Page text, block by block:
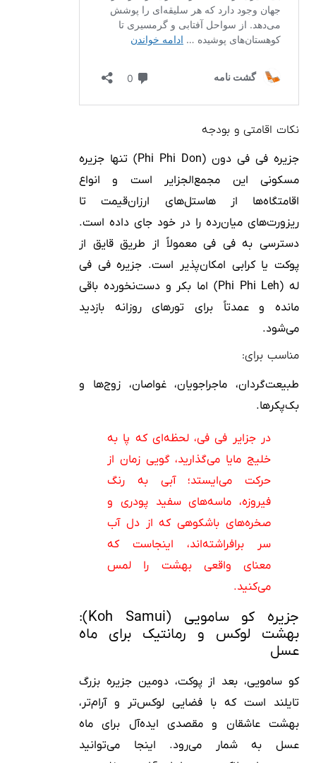
نکات اقامتی و بودجه
جزیره فی فی دون (Phi Phi Don) تنها جزیره
مسکونی این مجمع‌الجزایر است و انواع
اقامتگاه‌ها از هاستل‌های ارزان‌قیمت تا
ریزورت‌های میان‌رده را در خود جای داده است.
دسترسی به فی فی معمولاً از طریق قایق از
پوکت یا کرابی امکان‌پذیر است. جزیره فی فی
له (Phi Phi Leh) اما بکر و دست‌نخورده باقی
مانده و عمدتاً برای تورهای روزانه بازدید
می‌شود.
مناسب برای:
طبیعت‌گردان، ماجراجویان، غواصان، زوج‌ها و
بک‌پکرها.
در جزایر فی فی، لحظه‌ای که پا به
خلیج مایا می‌گذارید، گویی زمان از
حرکت می‌ایستد؛ آبی به رنگ
فیروزه، ماسه‌های سفید پودری و
صخره‌های باشکوهی که از دل آب
سر برافراشته‌اند، اینجاست که
معنای واقعی بهشت را لمس
می‌کنید.
جزیره کو سامویی (Koh Samui):
بهشت لوکس و رمانتیک برای ماه
عسل
کو سامویی، بعد از پوکت، دومین جزیره بزرگ
تایلند است که با فضایی لوکس‌تر و آرام‌تر،
بهشت عاشقان و مقصدی ایده‌آل برای ماه
عسل به شمار می‌رود. اینجا می‌توانید